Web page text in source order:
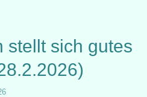
stellt sich gutes